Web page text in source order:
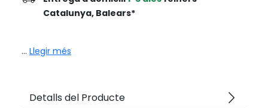
Catalunya, Balears*
... Llegir més
Detalls del Producte arrow_forward_ios